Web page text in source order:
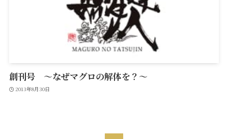
創刊号 ～なぜマグロの解体を？～
2013年8月30日